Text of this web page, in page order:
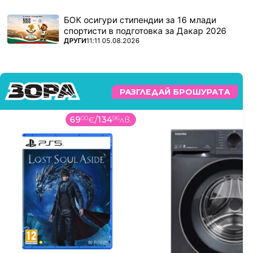
БОК осигури стипендии за 16 млади
спортисти в подготовка за Дакар 2026
ПОВЕЧЕ ОТ
ДРУГИ11:11 05.08.2026
РАЗГЛЕДАЙ БРОШУРАТА
6900€/13496лв.